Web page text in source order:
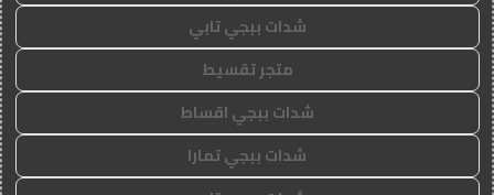
شدات ببجي تابي
متجر تقسيط
شدات ببجي اقساط
شدات ببجي تمارا